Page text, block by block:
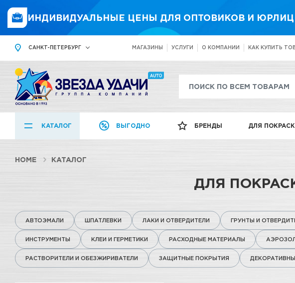
ИНДИВИДУАЛЬНЫЕ ЦЕНЫ ДЛЯ ОПТОВИКОВ И ЮРЛИЦ
САНКТ-ПЕТЕРБУРГ МАГАЗИНЫ УСЛУГИ О КОМПАНИИ КАК КУПИТЬ
КАТАЛОГ ВЫГОДНО БРЕНДЫ ДЛЯ
HOME КАТАЛОГ
ДЛЯ
АВТОЭМАЛИ ШПАТЛЕВКИ ЛАКИ И ОТВЕРДИТЕЛИ ГРУНТЫ И
ИНСТРУМЕНТЫ КЛЕИ И ГЕРМЕТИКИ РАСХОДНЫЕ МАТЕРИАЛЫ
РАСТВОРИТЕЛИ И ОБЕЗЖИРИВАТЕЛИ ЗАЩИТНЫЕ ПОКРЫТИЯ